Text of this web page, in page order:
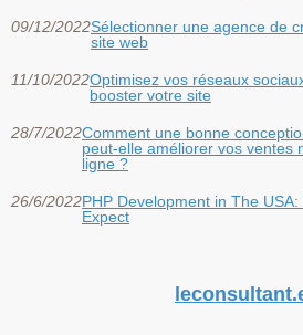
09/12/2022Sélectionner une agence de
site web
11/10/2022Optimisez vos réseaux
booster votre site
28/7/2022Comment une bonne
peut-elle améliorer vos ventes
ligne ?
26/6/2022PHP Development in The
Expect